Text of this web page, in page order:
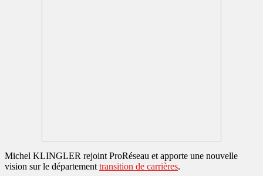
Michel KLINGLER rejoint ProRéseau et apporte une nouvelle
vision sur le département transition de carrières.